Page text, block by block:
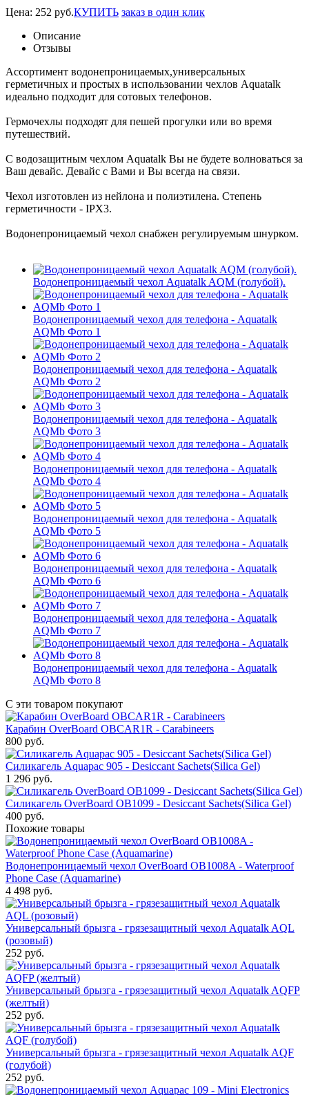
Цена: 252 руб.КУПИТЬ заказ в один клик
Описание
Отзывы
Ассортимент водонепроницаемых,универсальных
герметичных и простых в использовании чехлов Aquatalk
идеально подходит для сотовых телефонов.
Гермочехлы подходят для пешей прогулки или во время
путешествий.
С водозащитным чехлом Aquatalk Вы не будете волноваться за
Ваш девайс. Девайс с Вами и Вы всегда на связи.
Чехол изготовлен из нейлона и полиэтилена. Степень
герметичности - IPX3.
Водонепроницаемый чехол снабжен регулируемым шнурком.
Водонепроницаемый чехол Aquatalk AQM (голубой).
Водонепроницаемый чехол для телефона - Aquatalk
AQMb Фото 1
Водонепроницаемый чехол для телефона - Aquatalk
AQMb Фото 2
Водонепроницаемый чехол для телефона - Aquatalk
AQMb Фото 3
Водонепроницаемый чехол для телефона - Aquatalk
AQMb Фото 4
Водонепроницаемый чехол для телефона - Aquatalk
AQMb Фото 5
Водонепроницаемый чехол для телефона - Aquatalk
AQMb Фото 6
Водонепроницаемый чехол для телефона - Aquatalk
AQMb Фото 7
Водонепроницаемый чехол для телефона - Aquatalk
AQMb Фото 8
С эти товаром покупают
Карабин OverBoard OBCAR1R - Carabineers
800 руб.
Силикагель Aquapac 905 - Desiccant Sachets(Silica Gel)
1 296 руб.
Силикагель OverBoard OB1099 - Desiccant Sachets(Silica Gel)
400 руб.
Похожие товары
Водонепроницаемый чехол OverBoard OB1008A - Waterproof
Phone Case (Aquamarine)
4 498 руб.
Универсальный брызга - грязезащитный чехол Aquatalk AQL
(розовый)
252 руб.
Универсальный брызга - грязезащитный чехол Aquatalk AQFP
(желтый)
252 руб.
Универсальный брызга - грязезащитный чехол Aquatalk AQF
(голубой)
252 руб.